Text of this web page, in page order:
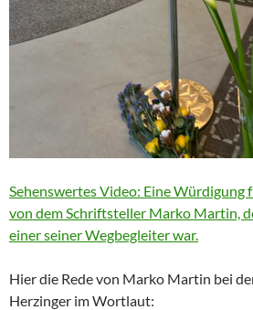
Sehenswertes Video: Eine Würdigung
von dem Schriftsteller Marko Martin,
einer seiner Wegbegleiter war.
Hier die Rede von Marko Martin bei
Herzinger im Wortlaut: